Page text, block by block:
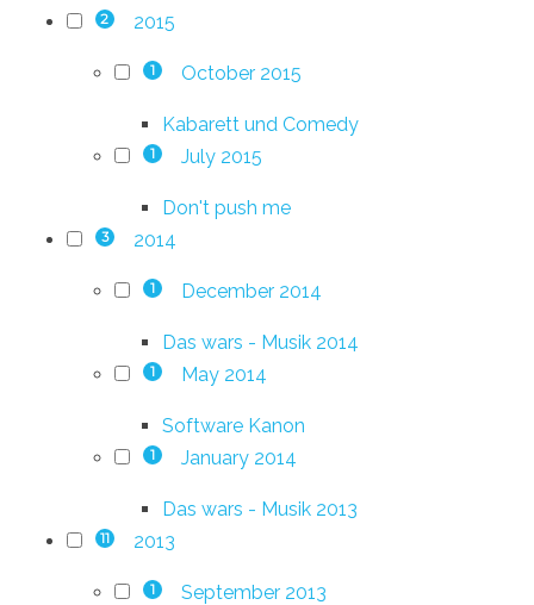
2 2015
1 October 2015
Kabarett und Comedy
1 July 2015
Don't push me
3 2014
1 December 2014
Das wars - Musik 2014
1 May 2014
Software Kanon
1 January 2014
Das wars - Musik 2013
11 2013
1 September 2013